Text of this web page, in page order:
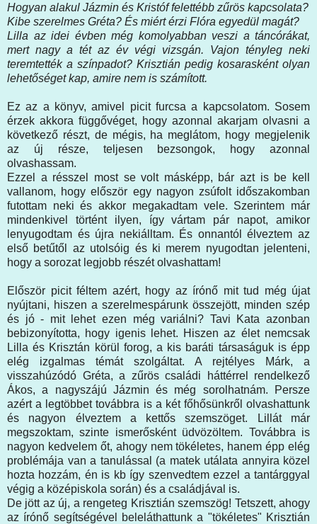
Hogyan alakul Jázmin és Kristóf felettébb zűrös kapcsolata?
Kibe szerelmes Gréta? És miért érzi Flóra egyedül magát?
Lilla az idei évben még komolyabban veszi a táncórákat,
mert nagy a tét az év végi vizsgán. Vajon tényleg neki
teremtették a színpadot? Krisztián pedig kosarasként olyan
lehetőséget kap, amire nem is számított.
Ez az a könyv, amivel picit furcsa a kapcsolatom. Sosem
érzek akkora függővéget, hogy azonnal akarjam olvasni a
következő részt, de mégis, ha meglátom, hogy megjelenik
az új része, teljesen bezsongok, hogy azonnal
olvashassam.
Ezzel a résszel most se volt másképp, bár azt is be kell
vallanom, hogy először egy nagyon zsúfolt időszakomban
futottam neki és akkor megakadtam vele. Szerintem már
mindenkivel történt ilyen, így vártam pár napot, amikor
lenyugodtam és újra nekiálltam. És onnantól élveztem az
első betűtől az utolsóig és ki merem nyugodtan jelenteni,
hogy a sorozat legjobb részét olvashattam!
Először picit féltem azért, hogy az írónő mit tud még újat
nyújtani, hiszen a szerelmespárunk összejött, minden szép
és jó - mit lehet ezen még variálni? Tavi Kata azonban
bebizonyította, hogy igenis lehet. Hiszen az élet nemcsak
Lilla és Krisztán körül forog, a kis baráti társaságuk is épp
elég izgalmas témát szolgáltat. A rejtélyes Márk, a
visszahúzódó Gréta, a zűrös családi háttérrel rendelkező
Ákos, a nagyszájú Jázmin és még sorolhatnám. Persze
azért a legtöbbet továbbra is a két főhősünkről olvashattunk
és nagyon élveztem a kettős szemszöget. Lillát már
megszoktam, szinte ismerősként üdvözöltem. Továbbra is
nagyon kedvelem őt, ahogy nem tökéletes, hanem épp elég
problémája van a tanulással (a matek utálata annyira közel
hozta hozzám, én is kb így szenvedtem ezzel a tantárggyal
végig a középiskola során) és a családjával is.
De jött az új, a rengeteg Krisztián szemszög! Tetszett, ahogy
az írónő segítségével beleláthattunk a "tökéletes" Krisztián